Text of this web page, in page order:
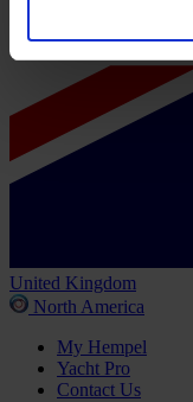
United Kingdom
North America
My Hempel
Yacht Pro
Contact Us